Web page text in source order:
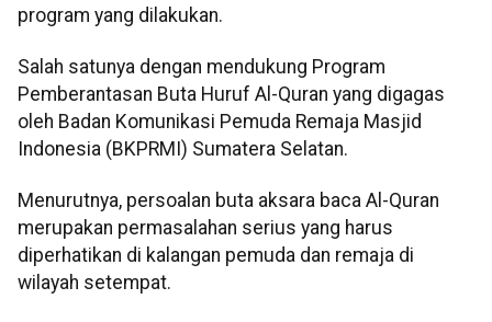
program yang dilakukan.
Salah satunya dengan mendukung Program
Pemberantasan Buta Huruf Al-Quran yang digagas
oleh Badan Komunikasi Pemuda Remaja Masjid
Indonesia (BKPRMI) Sumatera Selatan.
Menurutnya, persoalan buta aksara baca Al-Quran
merupakan permasalahan serius yang harus
diperhatikan di kalangan pemuda dan remaja di
wilayah setempat.